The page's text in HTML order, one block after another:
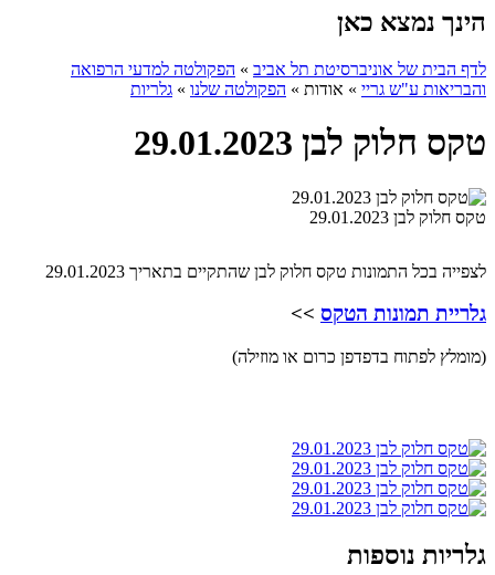
הינך נמצא כאן
לדף הבית של אוניברסיטת תל אביב » הפקולטה למדעי הרפואה
והבריאות ע"ש גריי » אודות » הפקולטה שלנו » גלריות
טקס חלוק לבן 29.01.2023
טקס חלוק לבן 29.01.2023
לצפייה בכל התמונות טקס חלוק לבן שהתקיים בתאריך 29.01.2023
גלריית תמונות הטקס >>
(מומלץ לפתוח בדפדפן כרום או מוזילה)
גלריות נוספות